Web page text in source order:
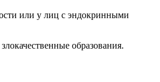
или у лиц с эндокринными
образования.